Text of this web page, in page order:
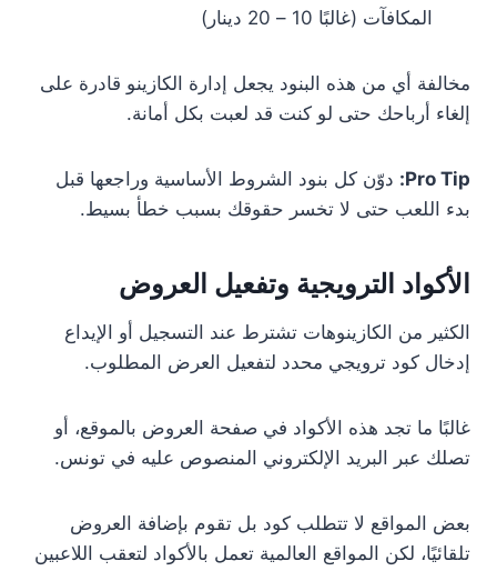
المكافآت (غالبًا 10 – 20 دينار)
مخالفة أي من هذه البنود يجعل إدارة الكازينو قادرة على
إلغاء أرباحك حتى لو كنت قد لعبت بكل أمانة.
Pro Tip: دوّن كل بنود الشروط الأساسية وراجعها قبل
بدء اللعب حتى لا تخسر حقوقك بسبب خطأ بسيط.
الأكواد الترويجية وتفعيل العروض
الكثير من الكازينوهات تشترط عند التسجيل أو الإيداع
إدخال كود ترويجي محدد لتفعيل العرض المطلوب.
غالبًا ما تجد هذه الأكواد في صفحة العروض بالموقع، أو
تصلك عبر البريد الإلكتروني المنصوص عليه في تونس.
بعض المواقع لا تتطلب كود بل تقوم بإضافة العروض
تلقائيًا، لكن المواقع العالمية تعمل بالأكواد لتعقب اللاعبين